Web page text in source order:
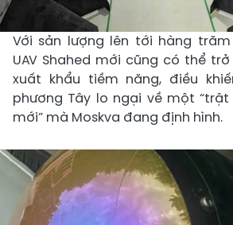
Với sản lượng lên tới hàng
UAV Shahed mới cũng có thể
xuất khẩu tiềm năng, điều
phương Tây lo ngại về một
mới” mà Moskva đang định hình.